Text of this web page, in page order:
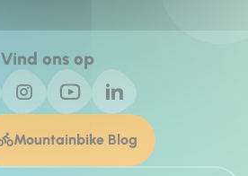
Vind ons op
Mountainbike Blog